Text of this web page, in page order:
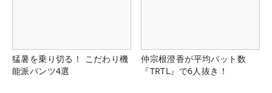
猛暑を乗り切る！ こだわり機
能派パンツ4選
仲宗根澄香が平均パット数
『TRTL』で6人抜き！